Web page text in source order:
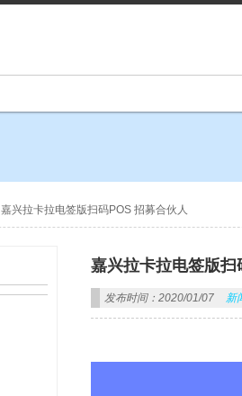
嘉兴拉卡拉电签版扫码POS 招募合伙人
嘉兴拉卡拉电签版
发布时间：2020/01/07 新